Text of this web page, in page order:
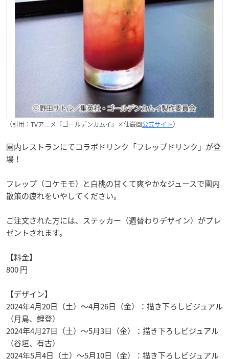
（引用：TVアニメ『ゴールデンカムイ』×仙巌園公式サイト）
園内レストランにてコラボドリンク「フレップドリンク」が登
場！
フレップ（コケモモ）と白桃の甘くて爽やかなジュースで園内
散策の疲れをいやしてください。
ご注文された方には、ステッカー（週替わりデザイン）がプレ
ゼントされます。
【料金】
800 円
【デザイン】
2024年4月20日（土）～4月26日（金）：描き下ろしビジュアル
（月島、鯉登）
2024年4月27日（土）～5月3日（金）：描き下ろしビジュアル
（谷垣、有古）
2024年5月4日（土）～5月10日（金）：描き下ろしビジュアル